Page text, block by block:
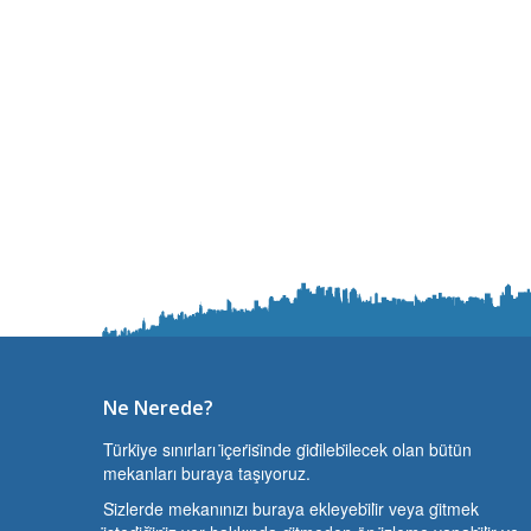
Ne Nerede?
Türki̇ye sınırları i̇çeri̇si̇nde gi̇di̇lebi̇lecek olan bütün
mekanları buraya taşıyoruz.
Si̇zlerde mekanınızı buraya ekleyebi̇li̇r veya gi̇tmek